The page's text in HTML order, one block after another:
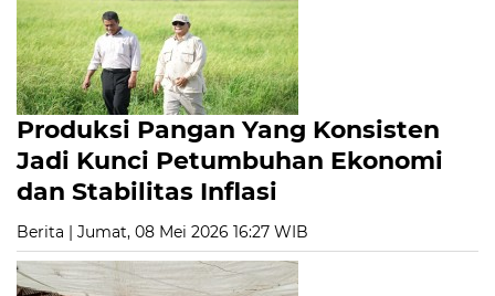
Produksi Pangan Yang Konsisten
Jadi Kunci Petumbuhan Ekonomi
dan Stabilitas Inflasi
Berita | Jumat, 08 Mei 2026 16:27 WIB